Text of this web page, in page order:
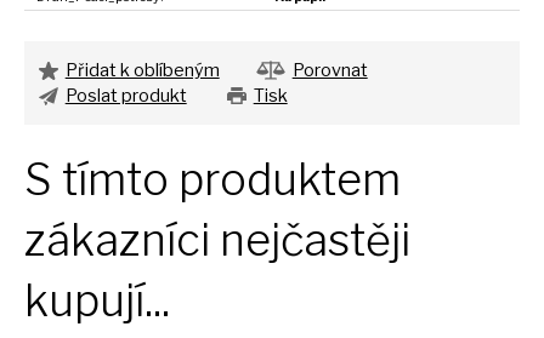
Přidat k oblíbeným
Porovnat
Poslat produkt
Tisk
S tímto produktem
zákazníci nejčastěji
kupují...